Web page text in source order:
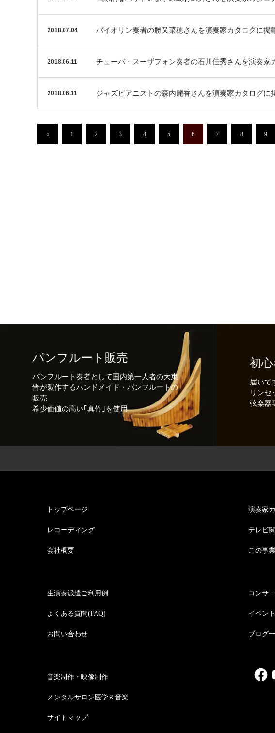
2018.07.04 バイオリン奏者の勝又菜穂さんを演奏家カタログに掲
2018.06.11 チューバ・スーザフォン奏者の石川佳秀さんを演奏家
2018.06.11 ジャズピアニストの森内麗香さんを演奏家カタログに
« 1 2 3 4 5 6 7 8 9
パンフルート販売
パンフルート奏者として国内第一人者の大束
晋が製作するハンドメイド・パンフルートの
販売
希少価値の高い｢真竹｣を使用
初
届いて
リンセ
弦楽器
トップページ
レコーディング
会社概要
演奏家
テレビ
この事
生演奏派遣ご利用例
よくある質問(FAQ)
お問い合わせ
コンサ
イベン
ブログ
音楽制作・映像制作
メンタルサロン医学＆音楽
サイトマップ